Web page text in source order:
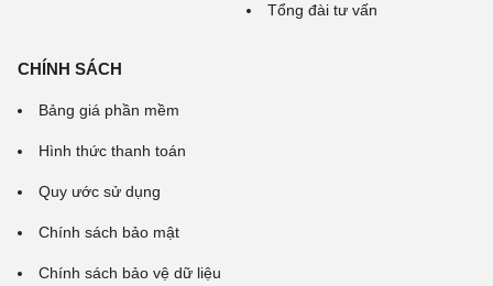
Tổng đài tư vấn
CHÍNH SÁCH
Bảng giá phần mềm
Hình thức thanh toán
Quy ước sử dụng
Chính sách bảo mật
Chính sách bảo vệ dữ liệu